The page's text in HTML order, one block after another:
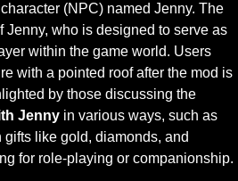
(NPC) named Jenny. The
Jenny, who is designed to serve as
within the game world. Users
with a pointed roof after the mod is
by those discussing the
Jenny in various ways, such as
like gold, diamonds, and
for role-playing or companionship.